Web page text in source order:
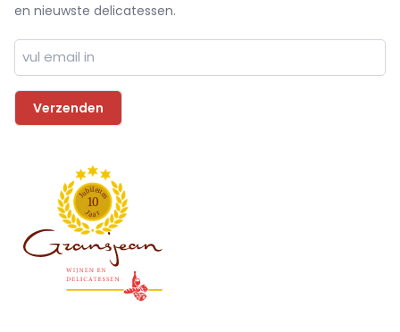
en nieuwste delicatessen.
J
ubileum
10
Jaar